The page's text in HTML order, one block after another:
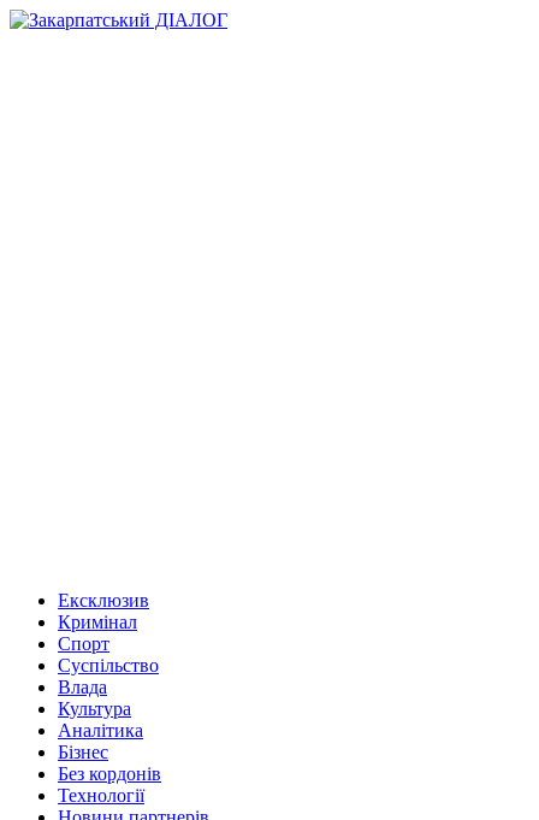
Ексклюзив
Кримінал
Спорт
Суспільство
Влада
Культура
Аналітика
Бізнес
Без кордонів
Технології